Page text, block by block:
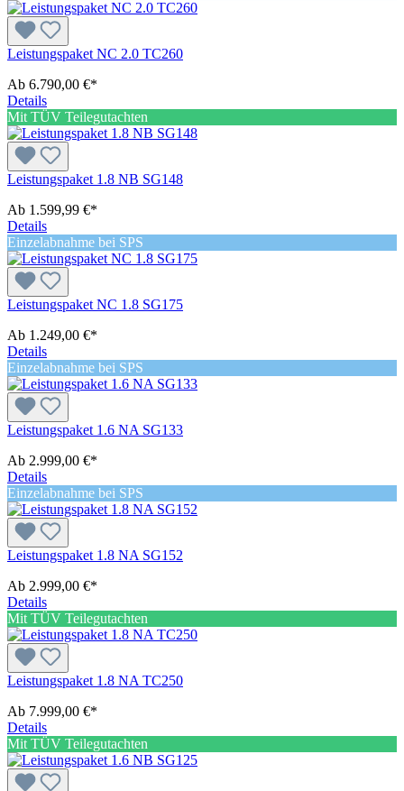
Leistungspaket NC 2.0 TC260
Ab 6.790,00 €*
Details
Mit TÜV Teilegutachten
Leistungspaket 1.8 NB SG148
Ab 1.599,99 €*
Details
Einzelabnahme bei SPS
Leistungspaket NC 1.8 SG175
Ab 1.249,00 €*
Details
Einzelabnahme bei SPS
Leistungspaket 1.6 NA SG133
Ab 2.999,00 €*
Details
Einzelabnahme bei SPS
Leistungspaket 1.8 NA SG152
Ab 2.999,00 €*
Details
Mit TÜV Teilegutachten
Leistungspaket 1.8 NA TC250
Ab 7.999,00 €*
Details
Mit TÜV Teilegutachten